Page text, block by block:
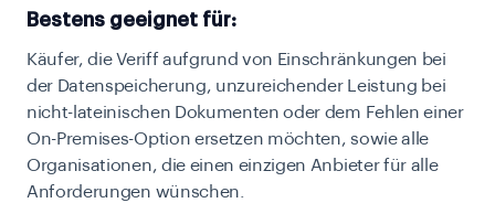
Bestens geeignet für:
Käufer, die Veriff aufgrund von Einschränkungen bei
der Datenspeicherung, unzureichender Leistung bei
nicht-lateinischen Dokumenten oder dem Fehlen einer
On-Premises-Option ersetzen möchten, sowie alle
Organisationen, die einen einzigen Anbieter für alle
Anforderungen wünschen.